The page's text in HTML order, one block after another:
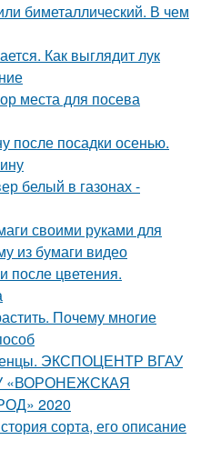
биметаллический. В чем
Как выглядит лук
места для посева
после посадки осенью.
белый в газонах -
своими руками для
из бумаги видео
после цветения.
Почему многие
ЭКСПОЦЕНТР ВГАУ
«ВОРОНЕЖСКАЯ
2020
сорта, его описание